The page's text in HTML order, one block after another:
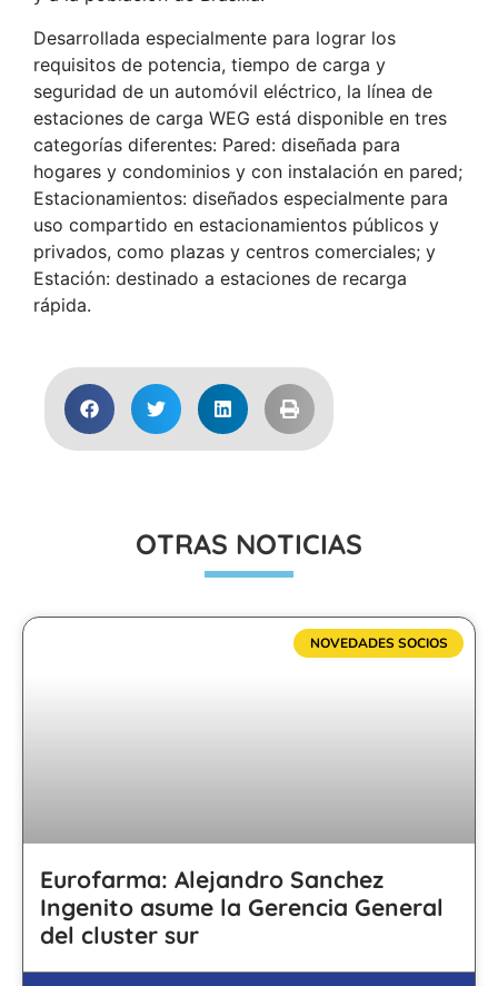
Desarrollada especialmente para lograr los
requisitos de potencia, tiempo de carga y
seguridad de un automóvil eléctrico, la línea de
estaciones de carga WEG está disponible en tres
categorías diferentes: Pared: diseñada para
hogares y condominios y con instalación en pared;
Estacionamientos: diseñados especialmente para
uso compartido en estacionamientos públicos y
privados, como plazas y centros comerciales; y
Estación: destinado a estaciones de recarga
rápida.
OTRAS NOTICIAS
NOVEDADES SOCIOS
Eurofarma: Alejandro Sanchez
Ingenito asume la Gerencia General
del cluster sur